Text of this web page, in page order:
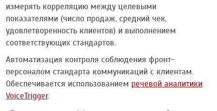
измерять корреляцию между целевыми
показателями (число продаж, средний чек,
удовлетворенность клиентов) и выполнением
соответствующих стандартов.
Автоматизация контроля соблюдения фронт-
персоналом стандарта коммуникаций с клиентам.
Обеспечивается использованием речевой аналитики
VoiceTrigger.